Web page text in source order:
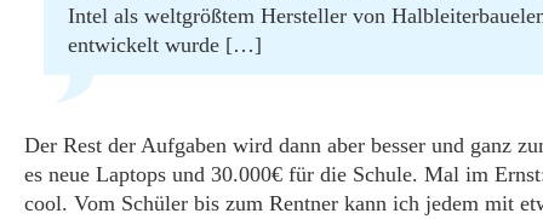
Intel als weltgrößtem Hersteller von
entwickelt wurde […]
Der Rest der Aufgaben wird dann aber besser und ganz
es neue Laptops und 30.000€ für die Schule. Mal im
cool. Vom Schüler bis zum Rentner kann ich jedem mit